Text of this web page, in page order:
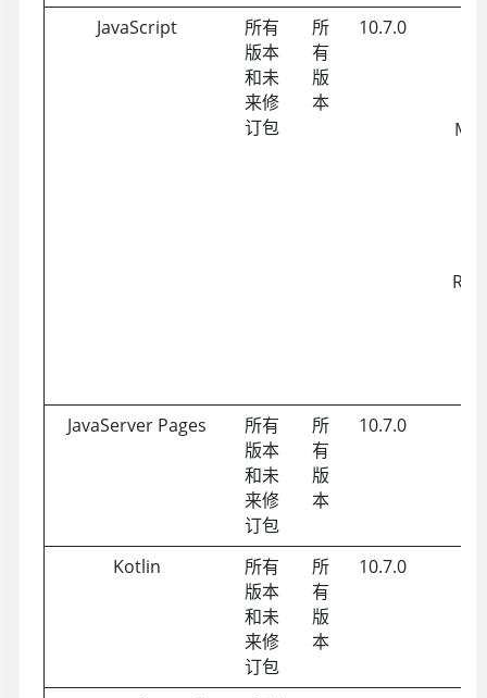
JavaScript
所有
版本
和未
来修
订包
所
有
版
本
10.7.0
JavaServer Pages
所有
版本
和未
来修
订包
所
有
版
本
10.7.0
Kotlin
所有
版本
和未
来修
订包
所
有
版
本
10.7.0